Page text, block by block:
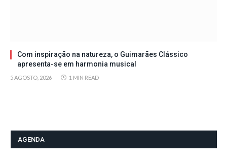
Com inspiração na natureza, o Guimarães Clássico
apresenta-se em harmonia musical
5 AGOSTO, 2026 1 MIN READ
AGENDA